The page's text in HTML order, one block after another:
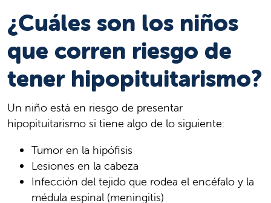
¿Cuáles son los niños
que corren riesgo de
tener hipopituitarismo?
Un niño está en riesgo de presentar
hipopituitarismo si tiene algo de lo siguiente:
Tumor en la hipófisis
Lesiones en la cabeza
Infección del tejido que rodea el encéfalo y la
médula espinal (meningitis)